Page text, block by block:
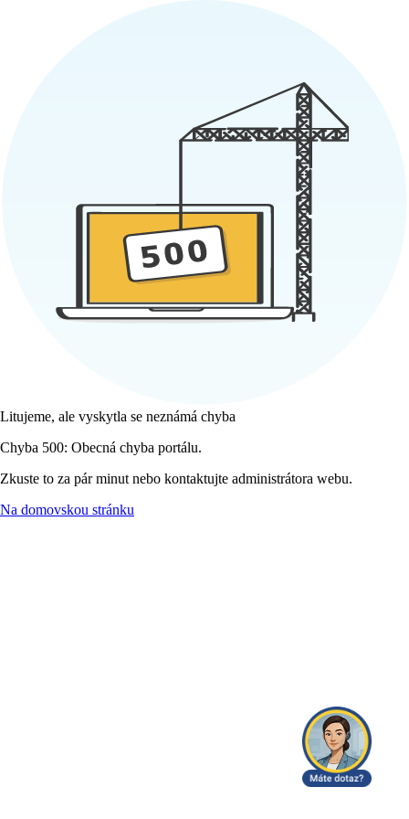
Litujeme, ale vyskytla se neznámá chyba
Chyba 500: Obecná chyba portálu.
Zkuste to za pár minut nebo kontaktujte administrátora webu.
Na domovskou stránku